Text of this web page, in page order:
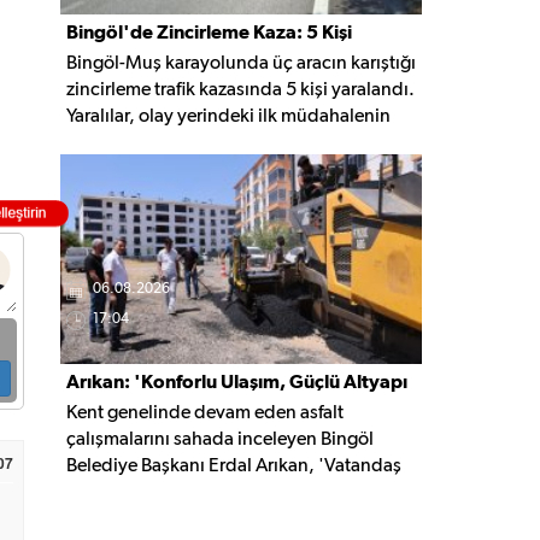
Bingöl'de Zincirleme Kaza: 5 Kişi
Yaralandı
Bingöl-Muş karayolunda üç aracın karıştığı
zincirleme trafik kazasında 5 kişi yaralandı.
Yaralılar, olay yerindeki ilk müdahalenin
06.08.2026
17:04
Arıkan: 'Konforlu Ulaşım, Güçlü Altyapı
İçin Çalışıyoruz'
Kent genelinde devam eden asfalt
çalışmalarını sahada inceleyen Bingöl
Belediye Başkanı Erdal Arıkan, 'Vatandaş